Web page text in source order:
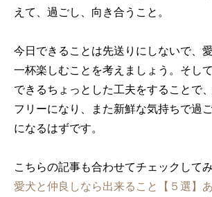
えて、過ごし、向き合うこと。
今日できることは先送りにしないで、
一杯楽しむことを考えましょう。そし
できるちょっとした工夫をすることで
フリーになり、また新鮮な気持ちで過
になるはずです。
こちらの記事も合わせてチェックして
愛犬と仲良しなら出来ること【５選】